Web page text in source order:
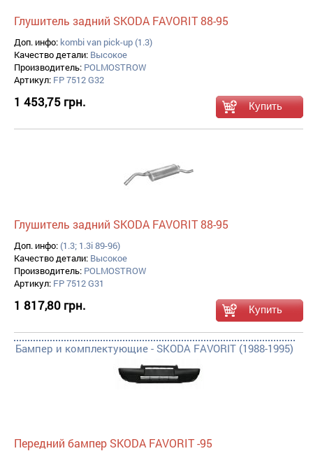
Глушитель задний SKODA FAVORIT 88-95
Доп. инфо: kombi van pick-up (1.3)
Качество детали: Высокое
Производитель: POLMOSTROW
Артикул: FP 7512 G32
1 453,75 грн.
Глушитель задний SKODA FAVORIT 88-95
Доп. инфо: (1.3; 1.3i 89-96)
Качество детали: Высокое
Производитель: POLMOSTROW
Артикул: FP 7512 G31
1 817,80 грн.
Бампер и комплектующие - SKODA FAVORIT (1988-1995)
Передний бампер SKODA FAVORIT -95